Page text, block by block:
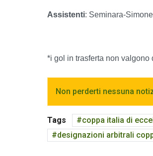
Assistenti: Seminara-
*i gol in trasferta non valgono
Non perderti nessuna
Tags coppa italia di
designazioni arbitrali